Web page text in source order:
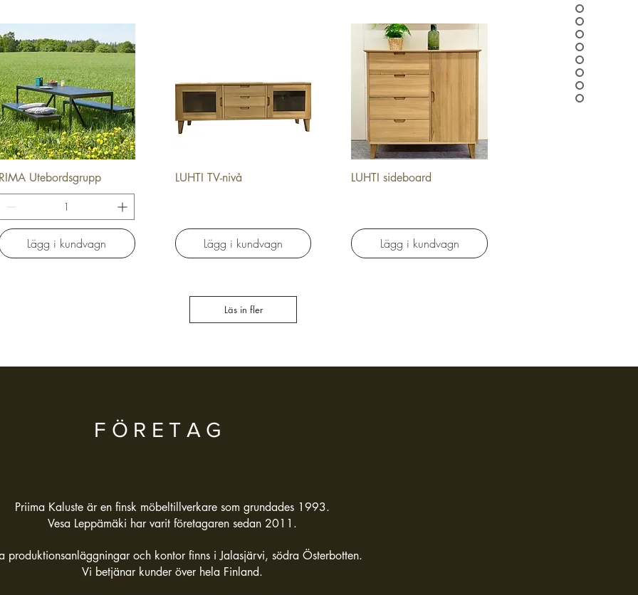
Snabbvisning
RIMA Utebordsgrupp
Lägg i kundvagn
Snabbvisning
LUHTI TV-nivå
Lägg i kundvagn
Snabbvisning
LUHTI sideboard
Lägg i kundvagn
Läs in fler
FÖRETAG
Priima Kaluste är en finsk möbeltillverkare som grundades 1993.
Vesa Leppämäki har varit företagaren sedan 2011.
produktionsanläggningar och kontor finns i Jalasjärvi, södra Österbotten.
Vi betjänar kunder över hela Finland.